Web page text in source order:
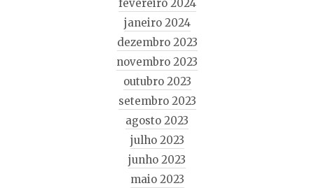
fevereiro 2024
janeiro 2024
dezembro 2023
novembro 2023
outubro 2023
setembro 2023
agosto 2023
julho 2023
junho 2023
maio 2023